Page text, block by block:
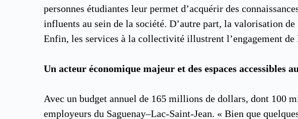
personnes étudiantes leur permet d’acquérir des
influents au sein de la société. D’autre part, la valorisation
Enfin, les services à la collectivité illustrent l’engagement
Un acteur économique majeur et des espaces accessibles
Avec un budget annuel de 165 millions de dollars, dont 100
employeurs du Saguenay–Lac-Saint-Jean. « Bien que